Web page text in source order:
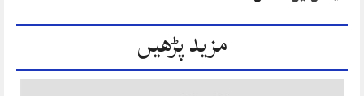
مزید پڑھیں